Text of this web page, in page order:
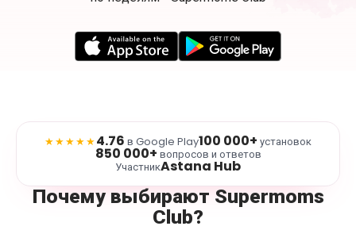
★★★★★4.76 в Google Play100 000+ установок
850 000+ вопросов и ответов
УчастникAstana Hub
Почему выбирают Supermoms
Club?